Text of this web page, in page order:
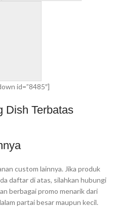
id=”8485″]
Dish Terbatas
custom lainnya. Jika produk
daftar di atas, silahkan hubungi
berbagai promo menarik dari
partai besar maupun kecil.